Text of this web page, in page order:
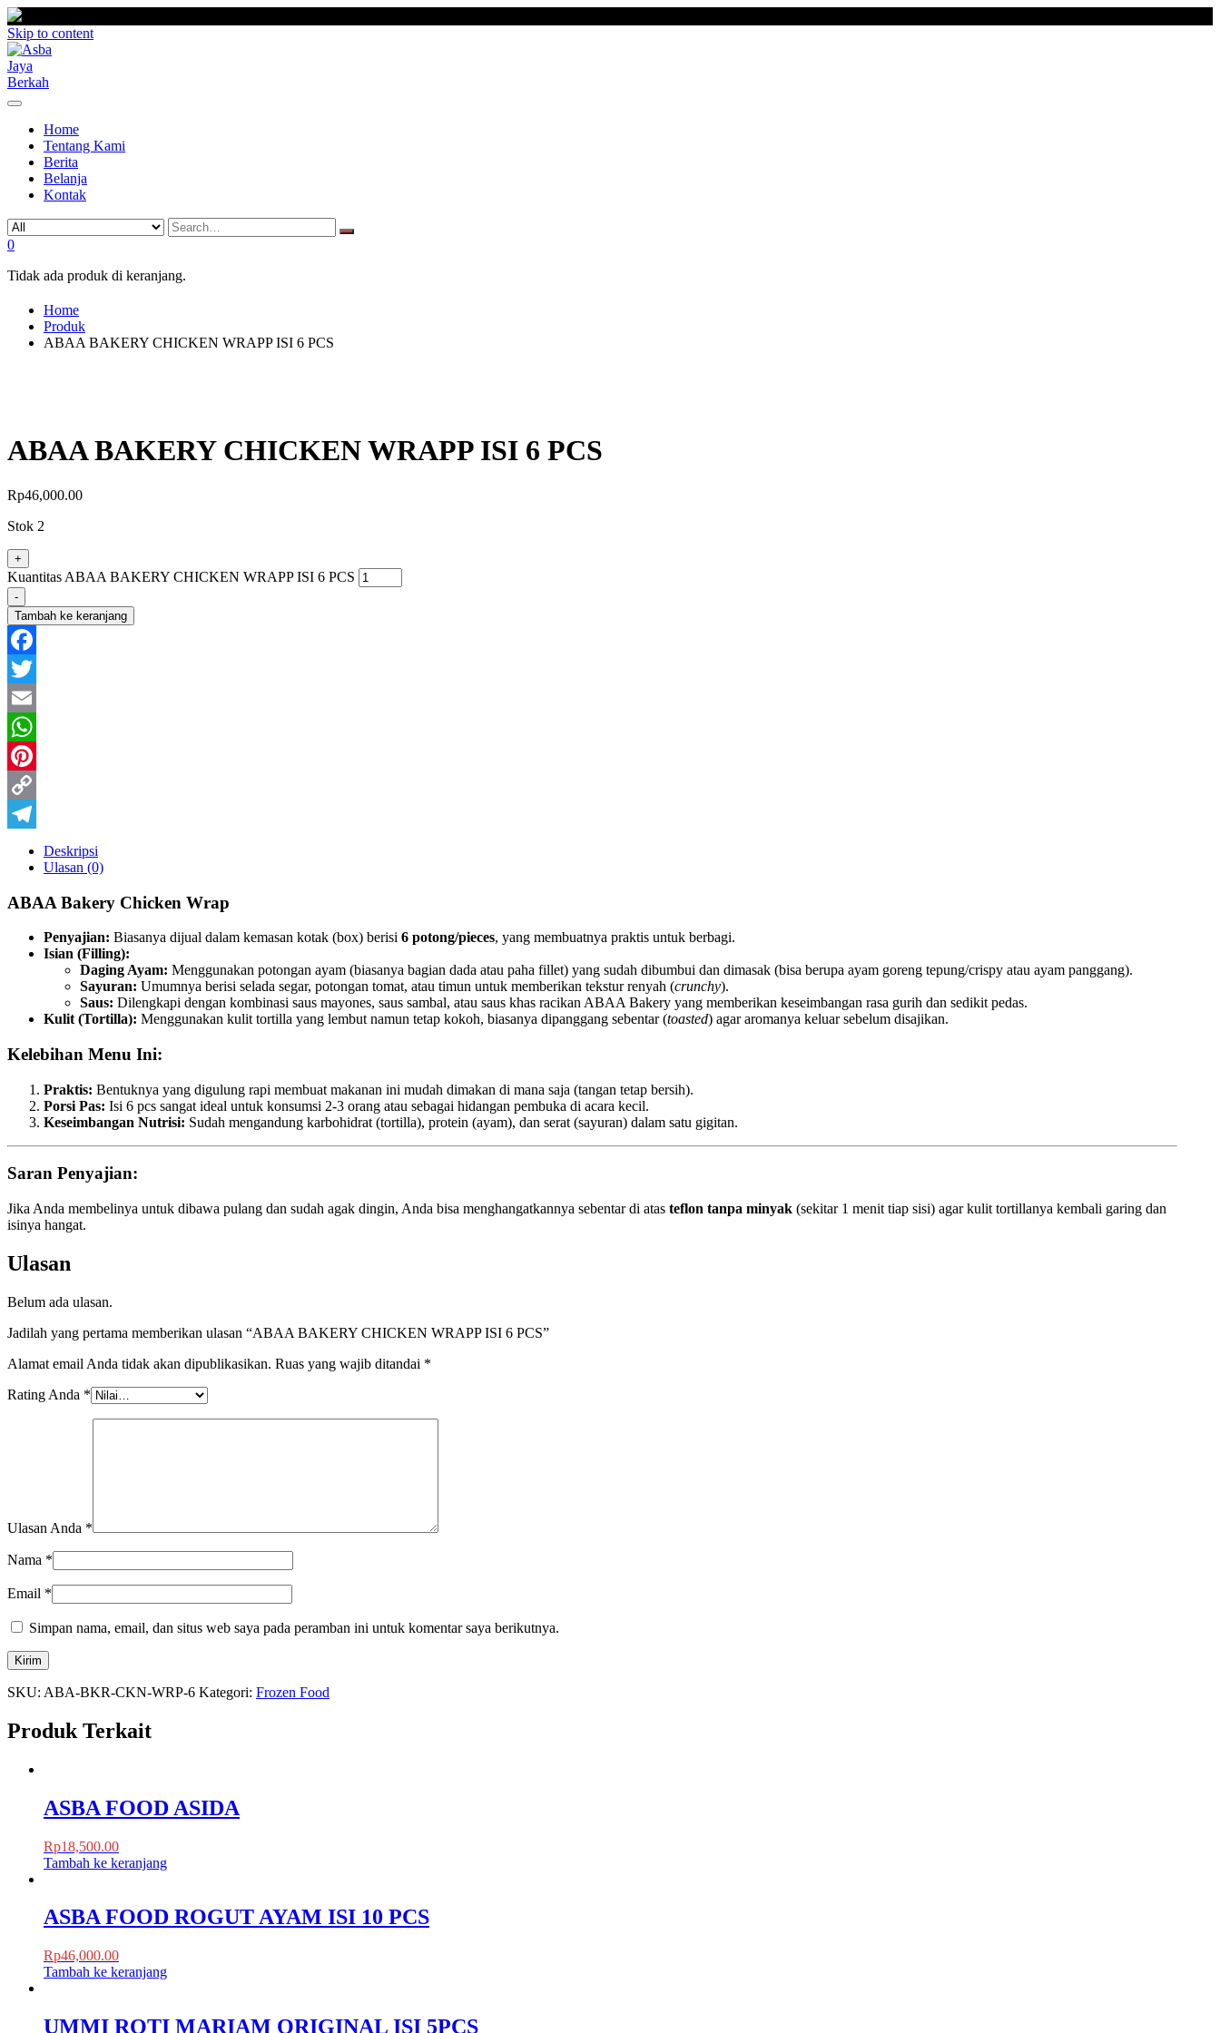
Skip to content
Home
Tentang Kami
Berita
Belanja
Kontak
0
Tidak ada produk di keranjang.
Home
Produk
ABAA BAKERY CHICKEN WRAPP ISI 6 PCS
ABAA BAKERY CHICKEN WRAPP ISI 6 PCS
Rp46,000.00
Stok 2
+
Kuantitas ABAA BAKERY CHICKEN WRAPP ISI 6 PCS
-
Tambah ke keranjang
Facebook
Twitter
Email
WhatsApp
Pinterest
Copy
Telegram
Deskripsi
Ulasan (0)
ABAA Bakery Chicken Wrap
Penyajian: Biasanya dijual dalam kemasan kotak (box) berisi 6 potong/pieces, yang membuatnya praktis untuk berbagi.
Isian (Filling):
Daging Ayam: Menggunakan potongan ayam (biasanya bagian dada atau paha fillet) yang sudah dibumbui dan dimasak (bisa berupa ayam goreng tepung/crispy atau ayam panggang).
Sayuran: Umumnya berisi selada segar, potongan tomat, atau timun untuk memberikan tekstur renyah (crunchy).
Saus: Dilengkapi dengan kombinasi saus mayones, saus sambal, atau saus khas racikan ABAA Bakery yang memberikan keseimbangan rasa gurih dan sedikit pedas.
Kulit (Tortilla): Menggunakan kulit tortilla yang lembut namun tetap kokoh, biasanya dipanggang sebentar (toasted) agar aromanya keluar sebelum disajikan.
Kelebihan Menu Ini:
Praktis: Bentuknya yang digulung rapi membuat makanan ini mudah dimakan di mana saja (tangan tetap bersih).
Porsi Pas: Isi 6 pcs sangat ideal untuk konsumsi 2-3 orang atau sebagai hidangan pembuka di acara kecil.
Keseimbangan Nutrisi: Sudah mengandung karbohidrat (tortilla), protein (ayam), dan serat (sayuran) dalam satu gigitan.
Saran Penyajian:
Jika Anda membelinya untuk dibawa pulang dan sudah agak dingin, Anda bisa menghangatkannya sebentar di atas teflon tanpa minyak (sekitar 1 menit tiap sisi) agar kulit tortillanya kembali garing dan
isinya hangat.
Ulasan
Belum ada ulasan.
Jadilah yang pertama memberikan ulasan “ABAA BAKERY CHICKEN WRAPP ISI 6 PCS”
Alamat email Anda tidak akan dipublikasikan. Ruas yang wajib ditandai *
Rating Anda *
Ulasan Anda *
Nama *
Email *
Simpan nama, email, dan situs web saya pada peramban ini untuk komentar saya berikutnya.
SKU: ABA-BKR-CKN-WRP-6 Kategori: Frozen Food
Produk Terkait
ASBA FOOD ASIDA
Rp18,500.00
Tambah ke keranjang
ASBA FOOD ROGUT AYAM ISI 10 PCS
Rp46,000.00
Tambah ke keranjang
UMMI ROTI MARIAM ORIGINAL ISI 5PCS